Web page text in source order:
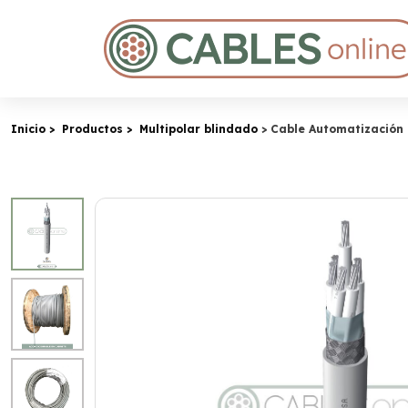
Inicio Productos Multipolar blindado Cable Automatización